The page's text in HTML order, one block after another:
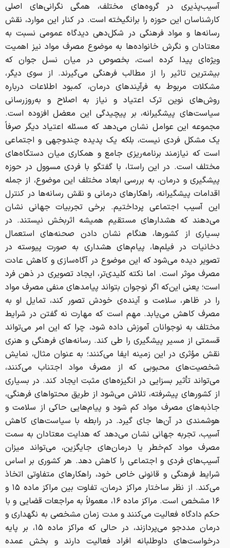
آسیب‌پذیری در گروه‌های مختلف، همگی نگرانی‌های اصلی
کارشناسان این حوزه را برانگیخته است. در کنار این موارد، نقش
رسانه‌ها و مواد فرهنگی در شکل‌دهی دیدگاه عمومی نسبت به
معتادان و نگرش خانواده‌ها به موضوع مصرف مواد نیز اهمیت
ویژه‌ای پیدا کرده است، بخصوص در میان نسل جوان که
بیشترین تاثیر را از مطالب فرهنگی می‌گیرند. از سوی دیگر،
مشکلات مربوط به فرآیندهای درمان، کمبود اطلاعات درباره
روش‌های نوین ترک اعتیاد و نیاز به اصلاح و به‌روزرسانی
سیاست‌های پیشگیرانه، بر پیچیدگی این معضل افزوده است.
مجموعه این عوامل نشان می‌دهد که مسئله اعتیاد دیگر صرفاً
یک مشکل فردی نیست، بلکه یک پدیده چندوجهی و اجتماعی
است که نیازمند برنامه‌ریزی جامع و همکاری میان دستگاه‌های
مختلف است. در این راستا، با گفتگو با فردی مسوول در حوزه
پیشگیری و درمان، به بررسی ابعاد مختلف این موضوع، از جمله
اقدامات پیشگیرانه، راهکارهای درمانی و نقش رسانه‌ها در کنترل
این آسیب اجتماعی پرداختیم. برخی تجربیات جهانی نشان
می‌دهند که هشدارهای مستقیم همیشه اثربخش نیستند. در
بسیاری از کشورها، هنگام نشان دادن صحنه‌های استعمال
دخانیات در فیلم‌ها، پیام‌های هشداری به صورت پیوسته در
تصویر دیده می‌شود که این موضوع در آگاه‌سازی و کاهش عادت
مصرف موثر است. اما نکته کلیدی‌تر، ایجاد تصویری در ذهن فرد
است؛ یعنی این‌که اگر نوجوان بتواند پیامدهای منفی مصرف مواد
را در ظاهر، سلامت و آینده‌ی خودش تصور کند، تمایل او به
مصرف کاهش می‌یابد. مهم است که مهارت نه گفتن در شرایط
مختلف به نوجوانان آموزش داده شود، چرا که این امر می‌تواند
قسمتی از مسیر پیشگیری را طی کند. رسانه‌های فرهنگی و هنری
نقش مؤثری در این زمینه ایفا می‌کنند؛ به عنوان مثال، نمایش
شخصیت‌های محبوبی که از مصرف مواد اجتناب می‌کنند،
می‌تواند تأثیر بسزایی در انگیزه‌های مثبت ایجاد کند. در بسیاری
از کشورهای پیشرفته، تلاش می‌شود از طریق محتواهای فرهنگی،
جاذبه‌های مصرف مواد کم شود و پیام‌هایی حاکی از سلامت و
هوشمندی در آن‌ها جای گیرد. در رابطه با سیاست‌های کاهش
آسیب، تجربه جهانی نشان می‌دهد که هدایت معتادان به سمت
مصرف مواد کم‌خطر یا درمان‌های جایگزین، می‌تواند میزان
آسیب‌های فردی و اجتماعی را کاهش دهد. هر کشوری بر اساس
شرایط فرهنگی و قانونی خاص خود، راهکارهای متفاوتی اتخاذ
می‌کند. از نظر ساختار مراکز درمان، تفاوت بین مراکز ماده ۱۵ و
۱۶ مشخص است. مراکز ماده ۱۶، معمولاً به مراجعات قضایی و با
حکم دادگاه فعالیت می‌کنند و مدت زمان مشخصی به نگهداری و
درمان مددجو می‌پردازند، در حالی که مراکز ماده ۱۵، بر پایه
درخواست‌های داوطلبانه افراد فعالیت دارند و بخش عمده